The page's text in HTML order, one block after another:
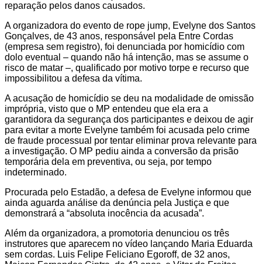
reparação pelos danos causados.
A organizadora do evento de rope jump, Evelyne dos Santos
Gonçalves, de 43 anos, responsável pela Entre Cordas
(empresa sem registro), foi denunciada por homicídio com
dolo eventual – quando não há intenção, mas se assume o
risco de matar –, qualificado por motivo torpe e recurso que
impossibilitou a defesa da vítima.
A acusação de homicídio se deu na modalidade de omissão
imprópria, visto que o MP entendeu que ela era a
garantidora da segurança dos participantes e deixou de agir
para evitar a morte Evelyne também foi acusada pelo crime
de fraude processual por tentar eliminar prova relevante para
a investigação. O MP pediu ainda a conversão da prisão
temporária dela em preventiva, ou seja, por tempo
indeterminado.
Procurada pelo Estadão, a defesa de Evelyne informou que
ainda aguarda análise da denúncia pela Justiça e que
demonstrará a “absoluta inocência da acusada”.
Além da organizadora, a promotoria denunciou os três
instrutores que aparecem no vídeo lançando Maria Eduarda
sem cordas. Luis Felipe Feliciano Egoroff, de 32 anos,